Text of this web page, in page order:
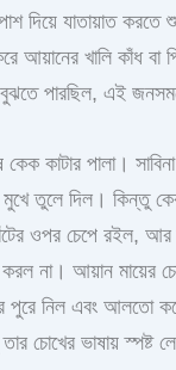
দিয়ে যাতায়াত
খালি কাঁধ বা
পারছিল, এই
কেক কাটার পালা।
মুখে তুলে দিল। কিন্তু
ওপর চেপে রইল, আর
না। আয়ান মায়ের
পুরে নিল এবং আলতো
তার চোখের ভাষায়